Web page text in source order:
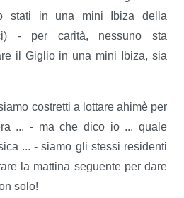
stati in una mini Ibiza della
- per carità, nessuno sta
il Giglio in una mini Ibiza, sia
costretti a lottare ahimè per
... - ma che dico io ... quale
... - siamo gli stessi residenti
la mattina seguente per dare
solo!